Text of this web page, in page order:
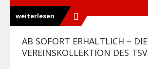
weiterlesen
AB SOFORT ERHÄLTLICH – DIE
VEREINSKOLLEKTION DES